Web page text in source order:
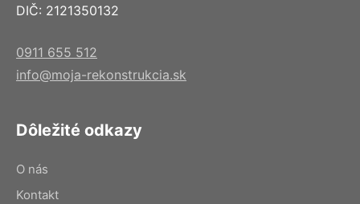
DIČ: 2121350132
0911 655 512
info@moja-rekonstrukcia.sk
Dôležité odkazy
O nás
Kontakt